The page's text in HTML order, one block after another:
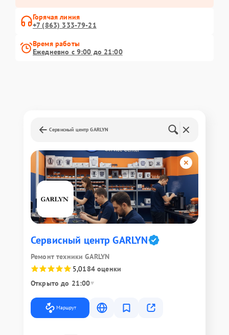
Горячая линия
+7 (863) 333-79-21
Время работы
Ежедневно с 9:00 до 21:00
Сервисный центр GARLYN
Сервисный центр GARLYN
Ремонт техники GARLYN
5,0184 оценки
Открыто до 21:00
Маршрут